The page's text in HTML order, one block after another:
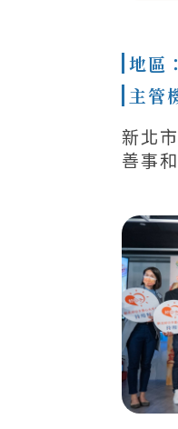
地區
主管
新北
善事